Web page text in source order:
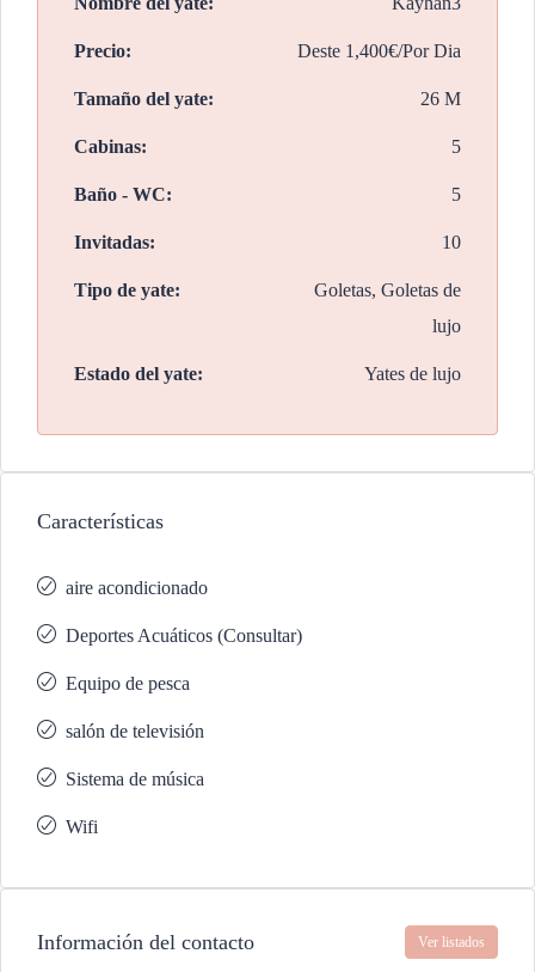
Precio: Deste 1,400€/Por Dia
Tamaño del yate: 26 M
Cabinas: 5
Baño - WC: 5
Invitadas: 10
Tipo de yate:
Goletas, Goletas de
lujo
Estado del yate: Yates de lujo
Características
aire acondicionado
Deportes Acuáticos (Consultar)
Equipo de pesca
salón de televisión
Sistema de música
Wifi
Información del contacto Ver listados